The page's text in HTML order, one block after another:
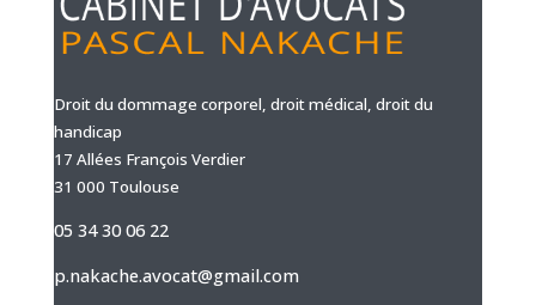
Droit du dommage corporel, droit médical, droit du
handicap
17 Allées François Verdier
31 000 Toulouse
05 34 30 06 22
p.nakache.avocat@gmail.com